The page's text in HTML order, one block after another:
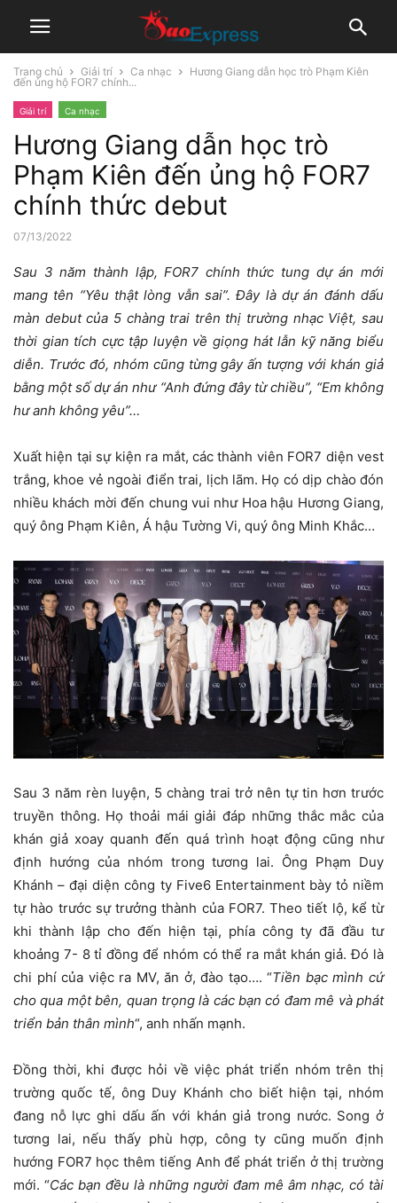
Trang chủ Giải trí Ca nhạc
Hương Giang dẫn học trò Phạm Kiên
đến ủng hộ FOR7 chính...
Giải trí Ca nhạc
Hương Giang dẫn học trò
Phạm Kiên đến ủng hộ FOR7
chính thức debut
07/13/2022
Sau 3 năm thành lập, FOR7 chính thức tung dự án mới
mang tên “Yêu thật lòng vẫn sai”. Đây là dự án đánh dấu
màn debut của 5 chàng trai trên thị trường nhạc Việt, sau
thời gian tích cực tập luyện về giọng hát lẫn kỹ năng biểu
diễn. Trước đó, nhóm cũng từng gây ấn tượng với khán giả
bằng một số dự án như “Anh đứng đây từ chiều”, “Em không
hư anh không yêu”…
Xuất hiện tại sự kiện ra mắt, các thành viên FOR7 diện vest
trắng, khoe vẻ ngoài điển trai, lịch lãm. Họ có dịp chào đón
nhiều khách mời đến chung vui như Hoa hậu Hương Giang,
quý ông Phạm Kiên, Á hậu Tường Vi, quý ông Minh Khắc…
Sau 3 năm rèn luyện, 5 chàng trai trở nên tự tin hơn trước
truyền thông. Họ thoải mái giải đáp những thắc mắc của
khán giả xoay quanh đến quá trình hoạt động cũng như
định hướng của nhóm trong tương lai. Ông Phạm Duy
Khánh – đại diện công ty Five6 Entertainment bày tỏ niềm
tự hào trước sự trưởng thành của FOR7. Theo tiết lộ, kể từ
khi thành lập cho đến hiện tại, phía công ty đã đầu tư
khoảng 7- 8 tỉ đồng để nhóm có thể ra mắt khán giả. Đó là
chi phí của việc ra MV, ăn ở, đào tạo…. “Tiền bạc mình cứ
cho qua một bên, quan trọng là các bạn có đam mê và phát
triển bản thân mình“, anh nhấn mạnh.
Đồng thời, khi được hỏi về việc phát triển nhóm trên thị
trường quốc tế, ông Duy Khánh cho biết hiện tại, nhóm
đang nỗ lực ghi dấu ấn với khán giả trong nước. Song ở
tương lai, nếu thấy phù hợp, công ty cũng muốn định
hướng FOR7 học thêm tiếng Anh để phát triển ở thị trường
mới. “Các bạn đều là những người đam mê âm nhạc, có tài